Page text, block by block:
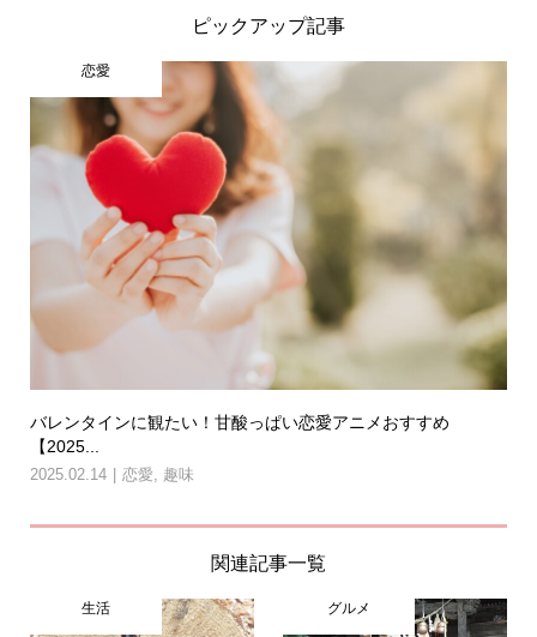
ピックアップ記事
恋愛
バレンタインに観たい！甘酸っぱい恋愛アニメおすすめ
【2025...
2025.02.14 恋愛 趣味
関連記事一覧
生活 グルメ